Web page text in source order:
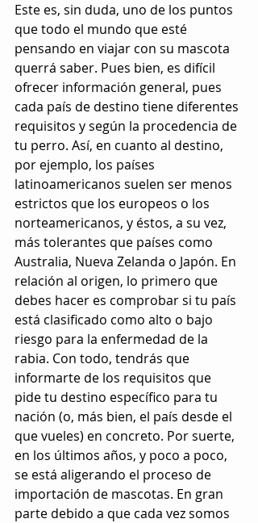
Este es, sin duda, uno de los puntos
que todo el mundo que esté
pensando en viajar con su mascota
querrá saber. Pues bien, es difícil
ofrecer información general, pues
cada país de destino tiene diferentes
requisitos y según la procedencia de
tu perro. Así, en cuanto al destino,
por ejemplo, los países
latinoamericanos suelen ser menos
estrictos que los europeos o los
norteamericanos, y éstos, a su vez,
más tolerantes que países como
Australia, Nueva Zelanda o Japón. En
relación al origen, lo primero que
debes hacer es comprobar si tu país
está clasificado como alto o bajo
riesgo para la enfermedad de la
rabia. Con todo, tendrás que
informarte de los requisitos que
pide tu destino específico para tu
nación (o, más bien, el país desde el
que vueles) en concreto. Por suerte,
en los últimos años, y poco a poco,
se está aligerando el proceso de
importación de mascotas. En gran
parte debido a que cada vez somos